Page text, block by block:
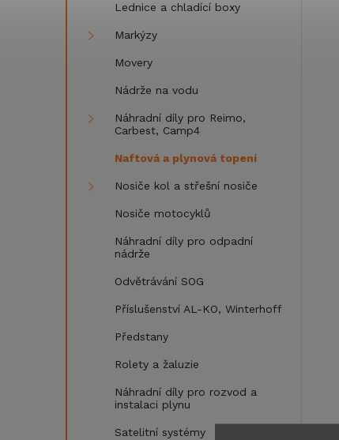
Lednice a chladící boxy
Markýzy
Movery
Nádrže na vodu
Náhradní díly pro Reimo,
Carbest, Camp4
Naftová a plynová topení
Nosiče kol a střešní nosiče
Nosiče motocyklů
Náhradní díly pro odpadní
nádrže
Odvětrávání SOG
Příslušenství AL-KO, Winterhoff
Předstany
Rolety a žaluzie
Náhradní díly pro rozvod a
instalaci plynu
Satelitní systémy